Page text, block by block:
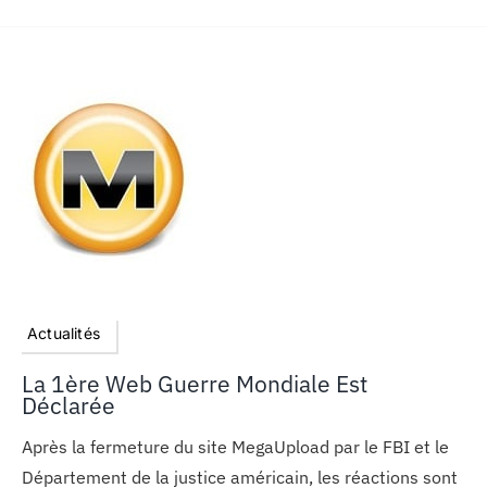
Actualités
La 1ère Web Guerre Mondiale Est
Déclarée
Après la fermeture du site MegaUpload par le FBI et le
Département de la justice américain, les réactions sont